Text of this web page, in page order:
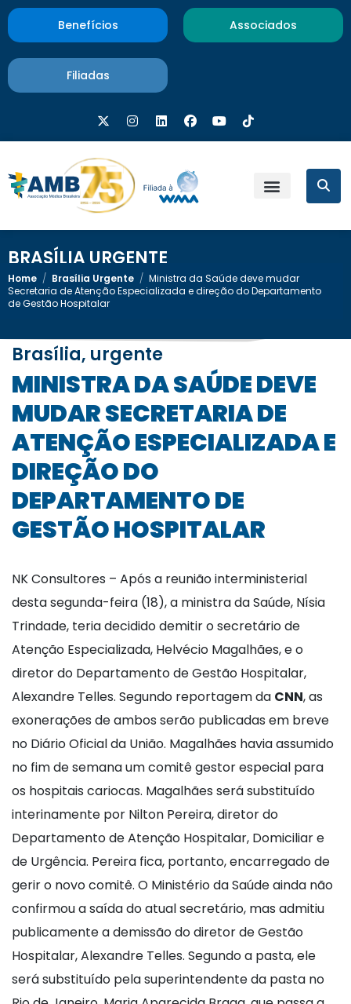
Benefícios Associados
Filiadas
BRASÍLIA URGENTE
Home / Brasília Urgente / Ministra da Saúde deve mudar
Secretaria de Atenção Especializada e direção do Departamento
de Gestão Hospitalar
Brasília, urgente
MINISTRA DA SAÚDE DEVE
MUDAR SECRETARIA DE
ATENÇÃO ESPECIALIZADA E
DIREÇÃO DO
DEPARTAMENTO DE
GESTÃO HOSPITALAR
NK Consultores – Após a reunião interministerial
desta segunda-feira (18), a ministra da Saúde, Nísia
Trindade, teria decidido demitir o secretário de
Atenção Especializada, Helvécio Magalhães, e o
diretor do Departamento de Gestão Hospitalar,
Alexandre Telles. Segundo reportagem da CNN, as
exonerações de ambos serão publicadas em breve
no Diário Oficial da União. Magalhães havia assumido
no fim de semana um comitê gestor especial para
os hospitais cariocas. Magalhães será substituído
interinamente por Nilton Pereira, diretor do
Departamento de Atenção Hospitalar, Domiciliar e
de Urgência. Pereira fica, portanto, encarregado de
gerir o novo comitê. O Ministério da Saúde ainda não
confirmou a saída do atual secretário, mas admitiu
publicamente a demissão do diretor de Gestão
Hospitalar, Alexandre Telles. Segundo a pasta, ele
será substituído pela superintendente da pasta no